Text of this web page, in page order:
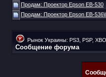
Продам: Проектор Epson EB-530
Продам: Проектор Epson EB-
Рынок Украины: PS3, PSP,
Сообщение форума